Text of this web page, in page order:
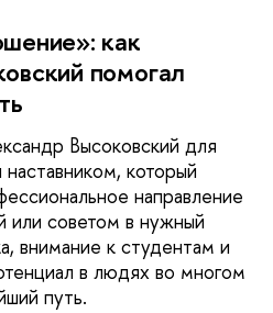
как
помогал
Высоковский для
который
направление
или советом в нужный
внимание к студентам и
в людях во многом
путь.